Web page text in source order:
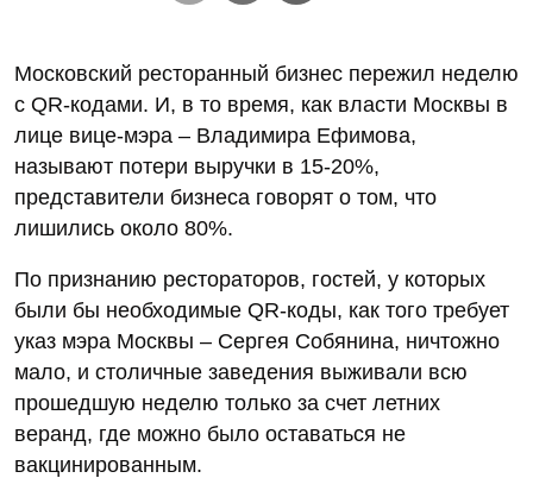
Московский ресторанный бизнес пережил неделю
с QR-кодами. И, в то время, как власти Москвы в
лице вице-мэра – Владимира Ефимова,
называют потери выручки в 15-20%,
представители бизнеса говорят о том, что
лишились около 80%.
По признанию рестораторов, гостей, у которых
были бы необходимые QR-коды, как того требует
указ мэра Москвы – Сергея Собянина, ничтожно
мало, и столичные заведения выживали всю
прошедшую неделю только за счет летних
веранд, где можно было оставаться не
вакцинированным.